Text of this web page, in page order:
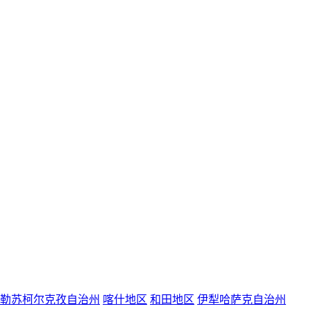
苏柯尔克孜自治州 喀什地区 和田地区 伊犁哈萨克自治州